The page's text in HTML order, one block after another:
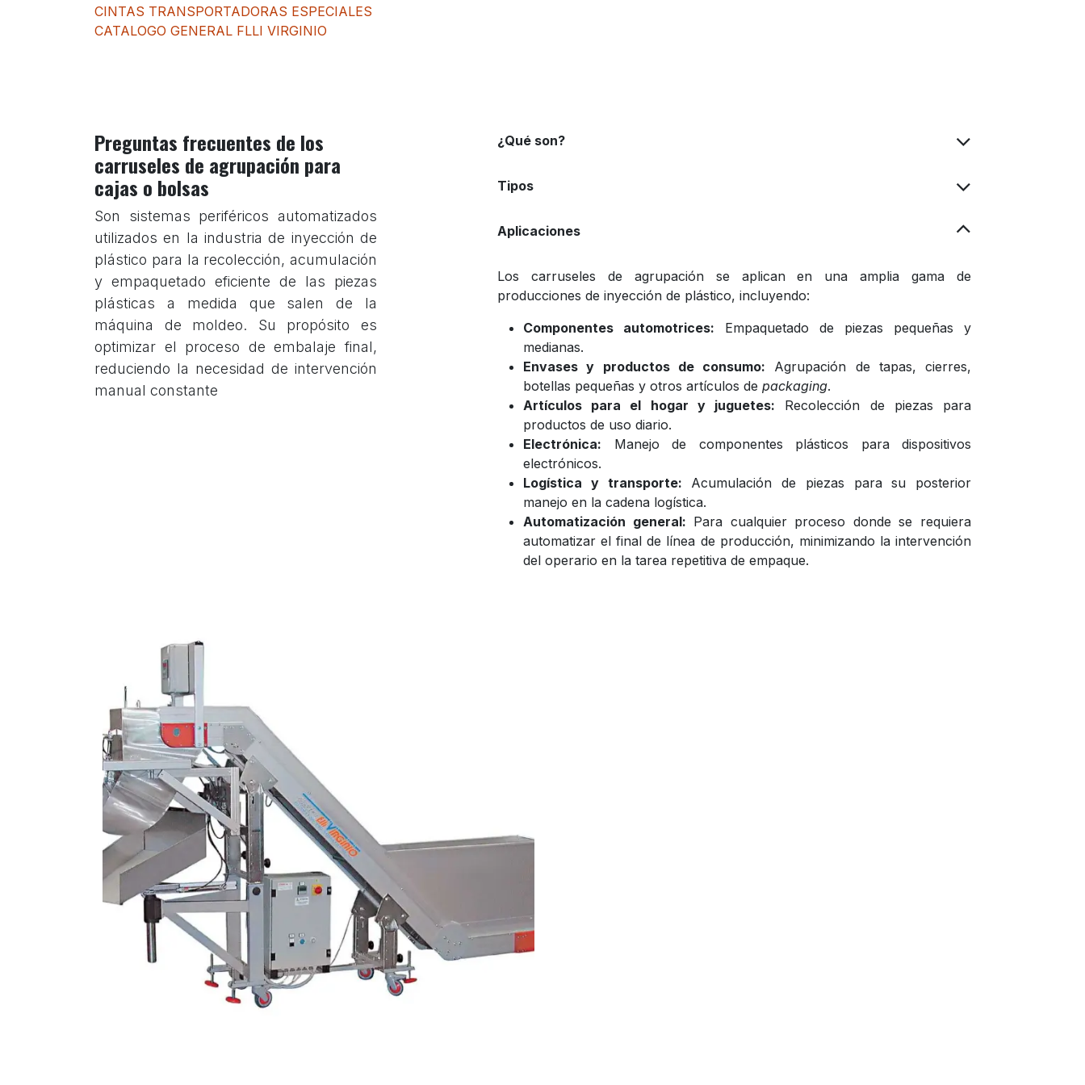
CINTAS TRANSPORTADORAS ESPECIALES
CATALOGO GENERAL FLLI VIRGINIO
Preguntas frecuentes de los
carruseles de agrupación para
cajas o bolsas
Son sistemas periféricos automatizados
utilizados en la industria de inyección de
plástico para la recolección, acumulación
y empaquetado eficiente de las piezas
plásticas a medida que salen de la
máquina de moldeo. Su propósito es
optimizar el proceso de embalaje final,
reduciendo la necesidad de intervención
manual constante
¿Qué son?
Tipos
Aplicaciones
Los carruseles de agrupación se aplican en una amplia gama de
producciones de inyección de plástico, incluyendo:
Componentes automotrices: Empaquetado de piezas pequeñas y
medianas.
Envases y productos de consumo: Agrupación de tapas, cierres,
botellas pequeñas y otros artículos de packaging.
Artículos para el hogar y juguetes: Recolección de piezas para
productos de uso diario.
Electrónica: Manejo de componentes plásticos para dispositivos
electrónicos.
Logística y transporte: Acumulación de piezas para su posterior
manejo en la cadena logística.
Automatización general: Para cualquier proceso donde se requiera
automatizar el final de línea de producción, minimizando la intervención
del operario en la tarea repetitiva de empaque.